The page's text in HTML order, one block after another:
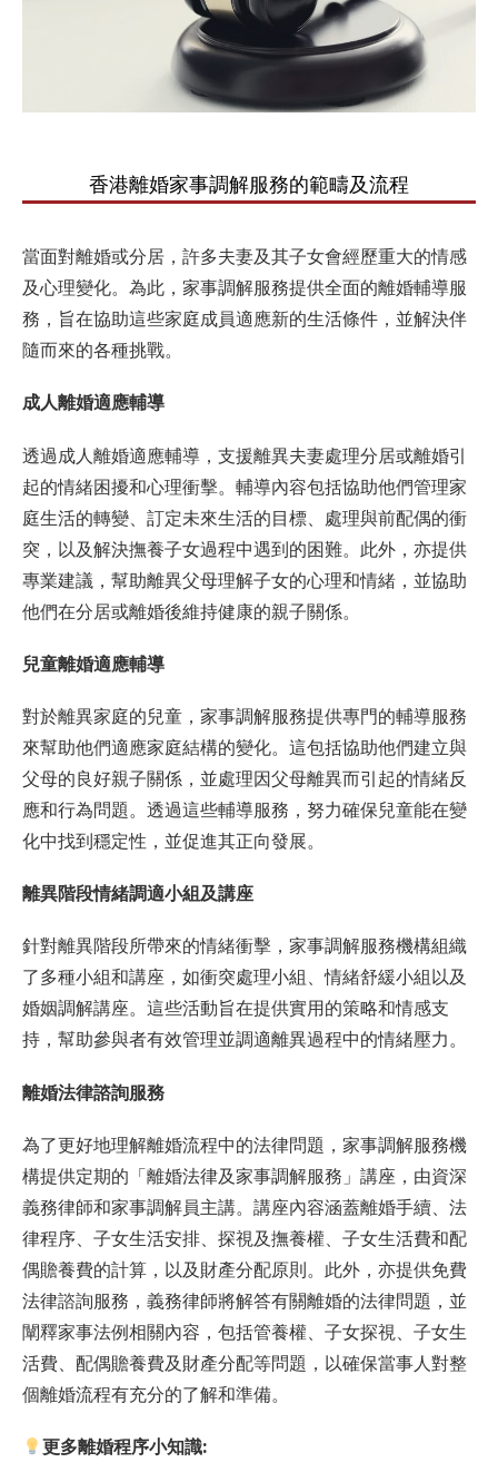
香港離婚家事調解服務的範疇及流程
當面對離婚或分居，許多夫妻及其子女會經歷重大的情感
及心理變化。為此，家事調解服務提供全面的離婚輔導服
務，旨在協助這些家庭成員適應新的生活條件，並解決伴
隨而來的各種挑戰。
成人離婚適應輔導
透過成人離婚適應輔導，支援離異夫妻處理分居或離婚引
起的情緒困擾和心理衝擊。輔導內容包括協助他們管理家
庭生活的轉變、訂定未來生活的目標、處理與前配偶的衝
突，以及解決撫養子女過程中遇到的困難。此外，亦提供
專業建議，幫助離異父母理解子女的心理和情緒，並協助
他們在分居或離婚後維持健康的親子關係。
兒童離婚適應輔導
對於離異家庭的兒童，家事調解服務提供專門的輔導服務
來幫助他們適應家庭結構的變化。這包括協助他們建立與
父母的良好親子關係，並處理因父母離異而引起的情緒反
應和行為問題。透過這些輔導服務，努力確保兒童能在變
化中找到穩定性，並促進其正向發展。
離異階段情緒調適小組及講座
針對離異階段所帶來的情緒衝擊，家事調解服務機構組織
了多種小組和講座，如衝突處理小組、情緒舒緩小組以及
婚姻調解講座。這些活動旨在提供實用的策略和情感支
持，幫助參與者有效管理並調適離異過程中的情緒壓力。
離婚法律諮詢服務
為了更好地理解離婚流程中的法律問題，家事調解服務機
構提供定期的「離婚法律及家事調解服務」講座，由資深
義務律師和家事調解員主講。講座內容涵蓋離婚手續、法
律程序、子女生活安排、探視及撫養權、子女生活費和配
偶贍養費的計算，以及財產分配原則。此外，亦提供免費
法律諮詢服務，義務律師將解答有關離婚的法律問題，並
闡釋家事法例相關內容，包括管養權、子女探視、子女生
活費、配偶贍養費及財產分配等問題，以確保當事人對整
個離婚流程有充分的了解和準備。
更多離婚程序小知識: